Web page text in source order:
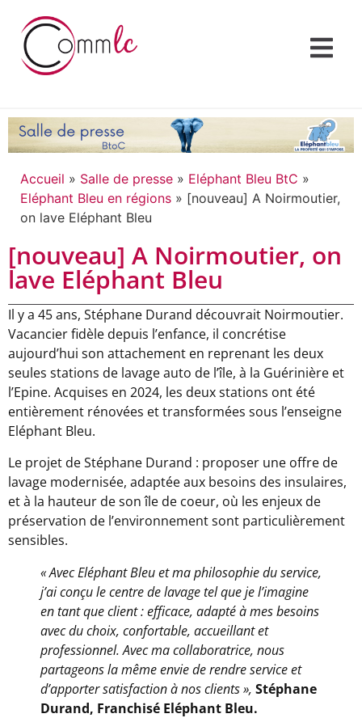
Accueil » Salle de presse » Eléphant Bleu BtC »
Eléphant Bleu en régions » [nouveau] A Noirmoutier,
on lave Eléphant Bleu
[nouveau] A Noirmoutier, on
lave Eléphant Bleu
Il y a 45 ans, Stéphane Durand découvrait Noirmoutier.
Vacancier fidèle depuis l’enfance, il concrétise
aujourd’hui son attachement en reprenant les deux
seules stations de lavage auto de l’île, à la Guérinière et
l’Epine. Acquises en 2024, les deux stations ont été
entièrement rénovées et transformées sous l’enseigne
Eléphant Bleu.
Le projet de Stéphane Durand : proposer une offre de
lavage modernisée, adaptée aux besoins des insulaires,
et à la hauteur de son île de coeur, où les enjeux de
préservation de l’environnement sont particulièrement
sensibles.
« Avec Eléphant Bleu et ma philosophie du service,
j’ai conçu le centre de lavage tel que je l’imagine
en tant que client : efficace, adapté à mes besoins
avec du choix, confortable, accueillant et
professionnel. Avec ma collaboratrice, nous
partageons la même envie de rendre service et
d’apporter satisfaction à nos clients », Stéphane
Durand, Franchisé Eléphant Bleu.